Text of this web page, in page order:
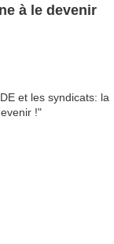
à le devenir